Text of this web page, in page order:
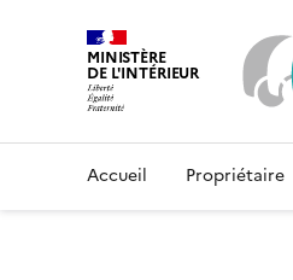
MINISTÈRE
DE L'INTÉRIEUR
Accueil Propriétaire